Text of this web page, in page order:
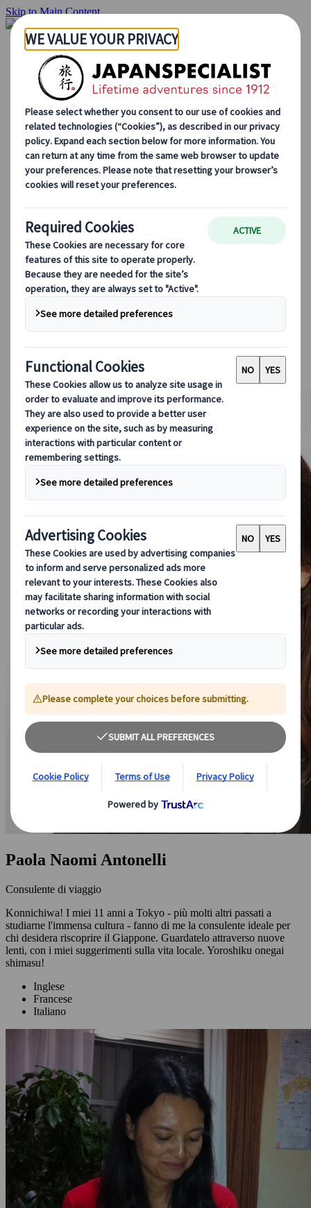
Skip to Main Content
Inizio
Itinerari di viaggio
Itinerari individuali
Tour guidati
Drive & stay
Tour di serie
Escursioni
Tour di gruppo su misura
Japan Rail Pass
Come lavoriamo
Chi siamo
Il nostro team
Blog
Consigli di viaggio per ogni stagione
Attrazioni principali
Approfondimenti culturali
Esperienze culinarie
Alla scoperta del Giappone in treno
Domande frequenti
Informazioni essenziali
Regole di etichetta
Guidare in Giappone
Prenotare con noi
Japan Rail Pass
Strutture ricettive
Consulenza online
Paola Naomi Antonelli
Consulente di viaggio
Konnichiwa! I miei 11 anni a Tokyo - più molti altri passati a
studiarne l'immensa cultura - fanno di me la consulente ideale per
chi desidera riscoprire il Giappone. Guardatelo attraverso nuove
lenti, con i miei suggerimenti sulla vita locale. Yoroshiku onegai
shimasu!
Inglese
Francese
Italiano